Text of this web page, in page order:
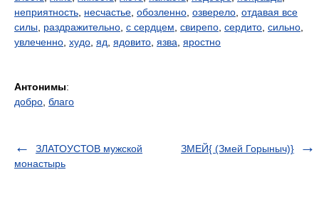
неприятность несчастье обозленно озверело отдавая все
силы
раздражительно с сердцем свирепо сердито сильно
увлеченно худо яд ядовито язва яростно
Антонимы:
добро благо
ЗЛАТОУСТОВ мужской
монастырь
ЗМЕЙ{ (Змей Горыныч)}